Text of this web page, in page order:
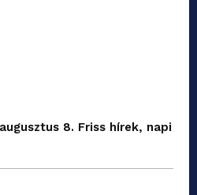
8. Friss hírek, napi